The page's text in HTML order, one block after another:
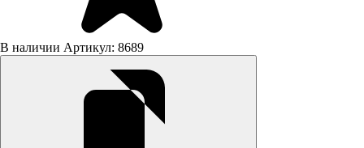
В наличии Артикул: 8689